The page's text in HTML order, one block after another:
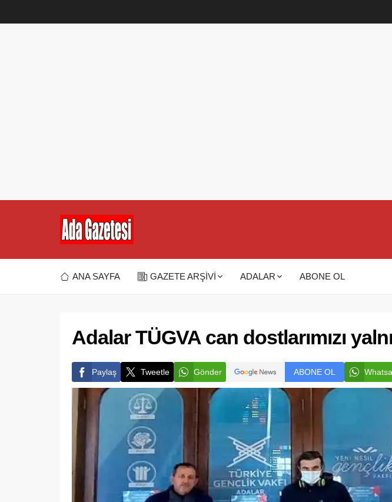
ANA SAYFA GAZETE ARŞİVİ ADALAR ABONE OL
Adalar TÜGVA can dostlarımızı
Paylaş Tweetle Gönder ABONE OL